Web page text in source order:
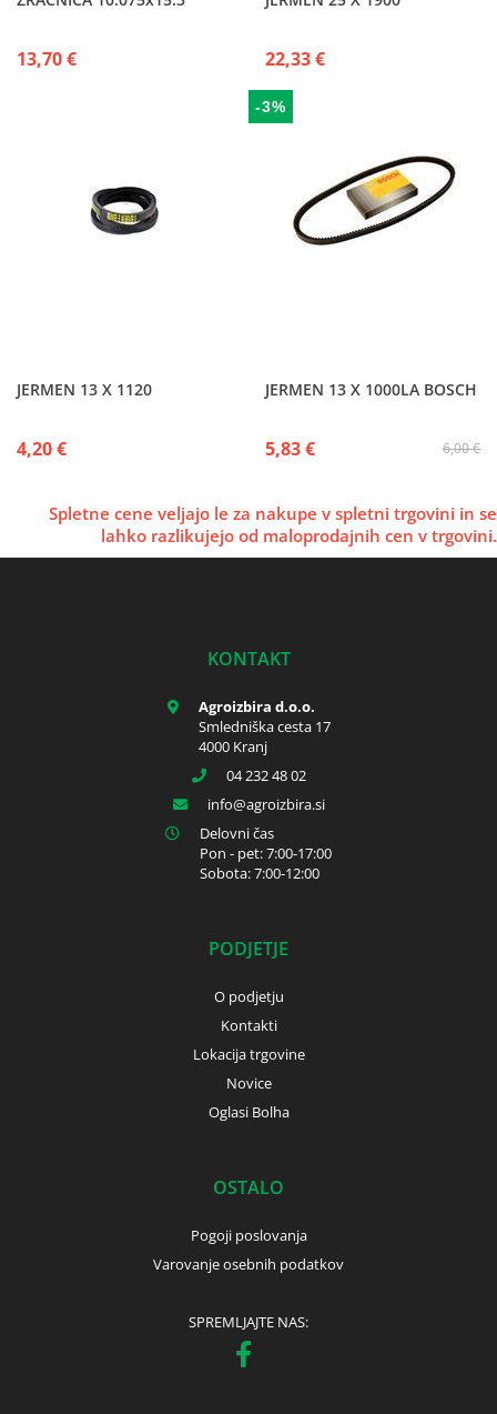
13,70 € 22,33 €
JERMEN 13 X 1120
4,20 €
-3%
JERMEN 13 X 1000LA BOSCH
6,00 €
5,83 €
Spletne cene veljajo le za nakupe v spletni trgovini in se
lahko razlikujejo od maloprodajnih cen v trgovini.
KONTAKT
Agroizbira d.o.o.
Smledniška cesta 17
4000 Kranj
04 232 48 02
info
agroizbira.si
Delovni čas
Pon - pet: 7:00-17:00
Sobota: 7:00-12:00
PODJETJE
O podjetju
Kontakti
Lokacija trgovine
Novice
Oglasi Bolha
OSTALO
Pogoji poslovanja
Varovanje osebnih podatkov
SPREMLJAJTE NAS: